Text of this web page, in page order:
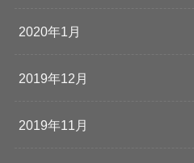
2020年1月
2019年12月
2019年11月